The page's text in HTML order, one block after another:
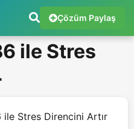
Çözüm Paylaş
ile Stres
ile Stres Direncini Artır